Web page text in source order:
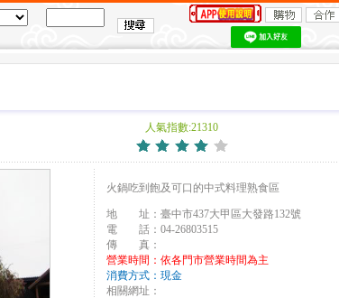
人氣指數:21310
火鍋吃到飽及可口的中式料理熟食區
地 址：臺中市437大甲區大發路132號
電 話：04-26803515
傳 真：
營業時間：依各門市營業時間為主
消費方式：現金
相關網址：